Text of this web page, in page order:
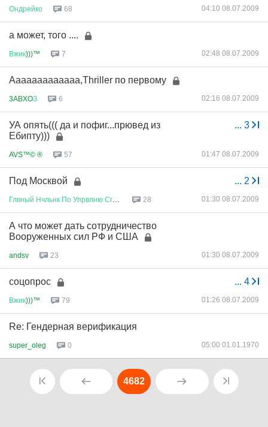
Ондрейко 68 04:10 08.07.2009
а может, того ....
Вжик)))™ 7 02:48 08.07.2009
Ааааааааааааа,Thriller по первому
3ABXOЗ 6 02:16 08.07.2009
... 3
УА опять((( да и пофиг...прювед из
Ебипту)))
AVS™© ® 57 01:47 08.07.2009
... 2
Под Москвой
Глвный Нчльнк По Упрвлню Сглсв 28 01:30 08.07.2009
А что может дать сотрудничество
Вооруженных сил РФ и США
andsv 23 01:30 08.07.2009
... 4
соцопрос
Вжик)))™ 79 01:26 08.07.2009
Re: Гендерная верификация
super_oleg 0 05:00 01.01.1970
4682